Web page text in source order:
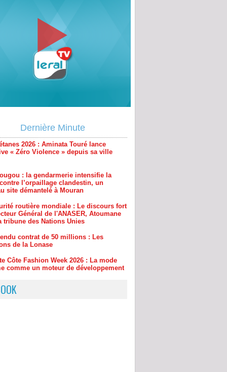
Dernière Minute
« Zéro Violence » depuis sa ville
: la gendarmerie intensifie la
l’orpaillage clandestin, un
routière mondiale : Le discours fort
Général de l'ANASER, Atoumane
tribune des Nations Unies
contrat de 50 millions : Les
de la Lonase
comme un moteur de développement
et social
familial à l'urgence absolue : Les
du projet « 221 » d'Amadou Abdou